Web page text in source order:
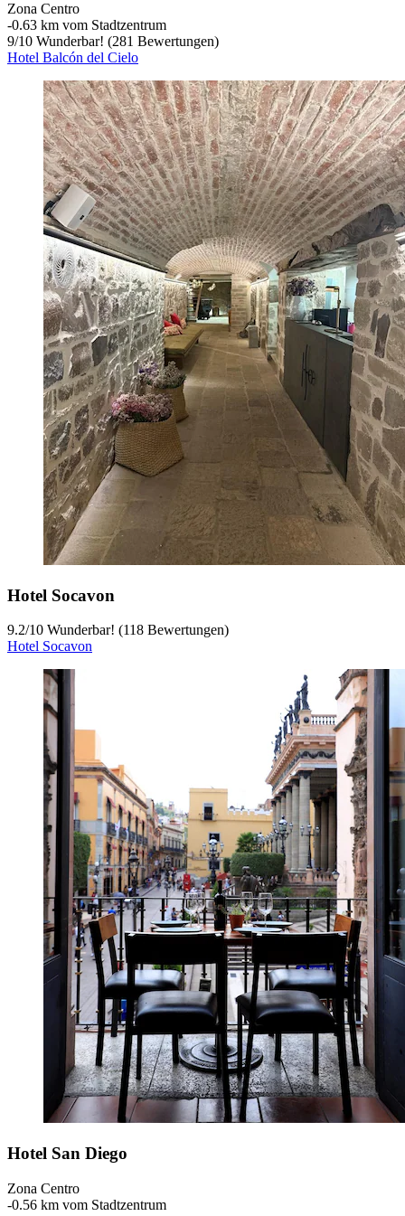
Zona Centro
‐0.63 km vom Stadtzentrum
9/10 Wunderbar! (281 Bewertungen)
Hotel Balcón del Cielo
Hotel Socavon
9.2/10 Wunderbar! (118 Bewertungen)
Hotel Socavon
Hotel San Diego
Zona Centro
‐0.56 km vom Stadtzentrum